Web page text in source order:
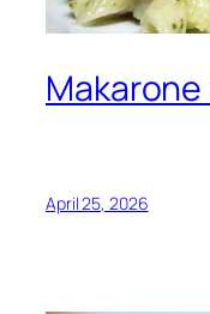
April 25, 2026